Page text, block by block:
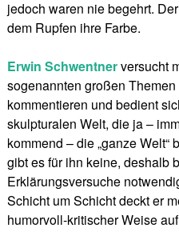
jedoch waren nie begehrt.
dem Rupfen ihre Farbe.
Erwin Schwentnerversucht
sogenannten großen
kommentieren und bedient
skulpturalen Welt, die ja –
kommend – die „ganze
gibt es für ihn keine, deshalb
Erklärungsversuche
Schicht um Schicht deckt er
humorvoll-kritischer Weise